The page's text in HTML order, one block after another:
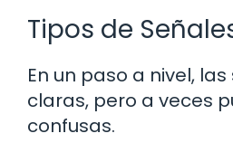
Tipos de
En un paso a nivel,
claras, pero a veces
confusas.